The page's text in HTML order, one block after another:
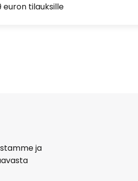
euron tilauksille
ja